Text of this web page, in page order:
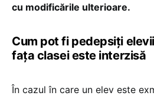
cu modificările ulterioare.
Cum pot fi pedepsiți
fața clasei este interzisă
În cazul în care un elev este